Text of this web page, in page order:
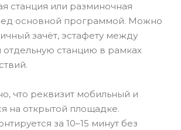
станция или разминочная
основной программой. Можно
зачёт, эстафету между
станцию в рамках
что реквизит мобильный и
на открытой площадке.
за 10–15 минут без